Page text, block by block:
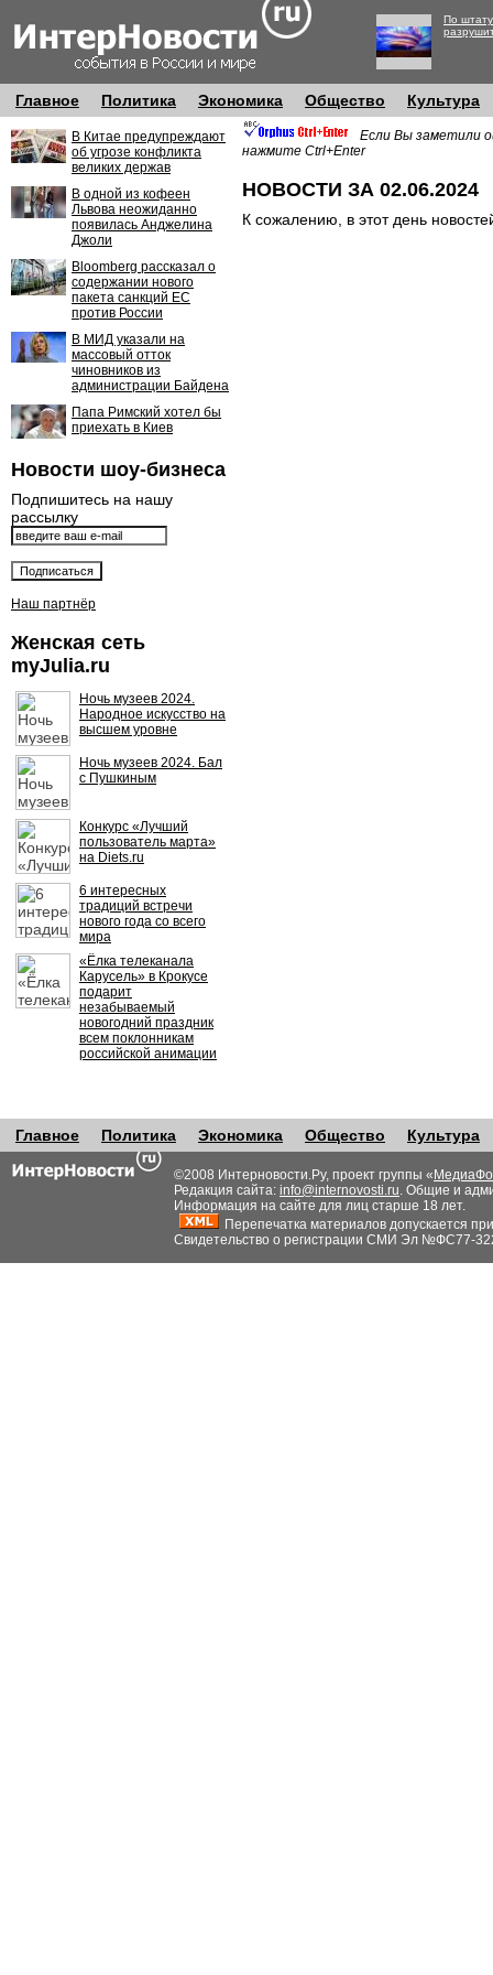
По
Главное Политика Экономика Общество Культура
В Китае предупреждают
об угрозе конфликта
великих держав
В одной из кофеен
Львова неожиданно
появилась Анджелина
Джоли
Bloomberg рассказал о
содержании нового
пакета санкций ЕС
против России
В МИД указали на
массовый отток
чиновников из
администрации Байдена
Папа Римский хотел бы
приехать в Киев
Новости шоу-бизнеса
Подпишитесь на нашу
рассылку
Наш партнёр
Женская сеть
myJulia.ru
Ночь музеев 2024.
Народное искусство на
высшем уровне
Ночь музеев 2024. Бал
с Пушкиным
Конкурс «Лучший
пользователь марта»
на Diets.ru
6 интересных
традиций встречи
нового года со всего
мира
«Ёлка телеканала
Карусель» в Крокусе
подарит
незабываемый
новогодний праздник
всем поклонникам
российской анимации
Если Вы заметили
нажмите Ctrl+Enter
НОВОСТИ ЗА 02.06.2024
К сожалению, в этот день
Главное Политика Экономика Общество Культура
©2008 Интерновости.Ру, проект группы «
Редакция сайта: info@internovosti.ru. Общие и
Информация на сайте для лиц старше 18 лет.
Перепечатка материалов допускается
Свидетельство о регистрации СМИ Эл №ФС77-